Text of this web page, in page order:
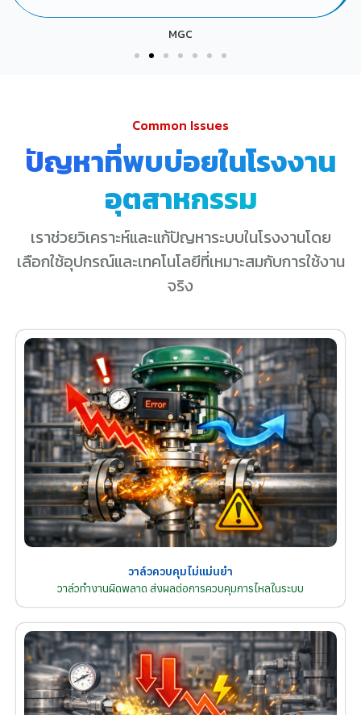
MGC
Common Issues
ปัญหาที่พบบ่อยในโรงงาน
อุตสาหกรรม
เราช่วยวิเคราะห์และแก้ปัญหาระบบในโรงงานโดย
เลือกใช้อุปกรณ์และเทคโนโลยีที่เหมาะสมกับการใช้งาน
จริง
วาล์วควบคุมไม่แม่นยำ
วาล์วทำงานผิดพลาด ส่งผลต่อการควบคุมการไหลในระบบ